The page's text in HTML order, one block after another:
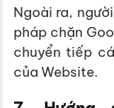
Ngoài ra,
pháp chặn
chuyển tiếp
của Website.